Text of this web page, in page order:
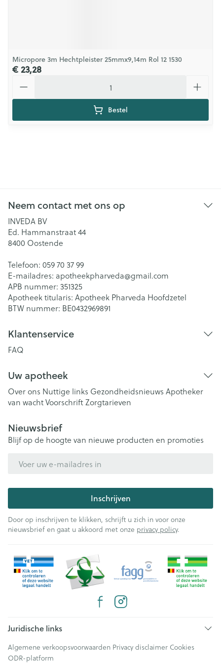
Micropore 3m Hechtpleister 25mmx9,14m Rol 12 1530
€ 23,28
Bestel
Neem contact met ons op
INVEDA BV
Ed. Hammanstraat 44
8400 Oostende
Telefoon: 059 70 37 99
E-mailadres: apotheekpharveda@gmail.com
APB nummer: 351325
Apotheek titularis: Apotheek Pharveda Hoofdzetel
BTW nummer: BE0432969891
Klantenservice
FAQ
Uw apotheek
Over ons Nuttige links Gezondheidsnieuws Apotheker
van wachtVoorschriftZorgtarieven
Nieuwsbrief
Blijf op de hoogte van nieuwe producten en promoties
Inschrijven
Door op inschrijven te klikken, schrijft u zich in voor onze
nieuwsbrief en gaat u akkoord met onze privacy policy.
Juridische links
Algemene verkoopsvoorwaarden Privacy disclaimer Cookies
ODR-platform